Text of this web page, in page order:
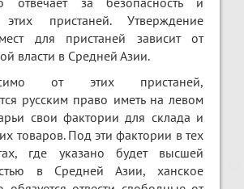
этих пристаней. Утверждение
для пристаней зависит от
власти в Средней Азии.
от этих пристаней,
русским право иметь на левом
свои фактории для склада и
товаров. Под эти фактории в тех
где указано будет высшей
в Средней Азии, ханское